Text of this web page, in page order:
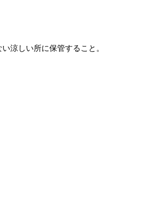
涼しい所に保管すること。